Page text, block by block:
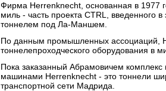
Фирма Herrenknecht, основанная в 1977
миль - часть проекта CTRL, введенного
тоннелем под Ла-Маншем.
По данным промышленных ассоциаций,
тоннелепроходческого оборудования в
Пока заказанный Абрамовичем
машинами Herrenknecht - это тоннели
транспортной сети Мадрида.